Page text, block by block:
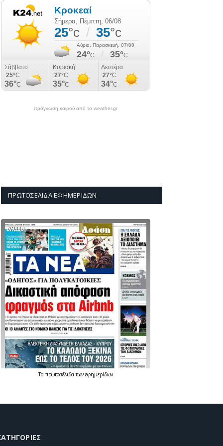
πρόγνωση καιρού από το weather.gr
ΠΡΩΤΟΣΈΛΙΔΑ ΕΦΗΜΕΡΊΔΩΝ
Τα πρωτοσέλιδατων εφημερίδων